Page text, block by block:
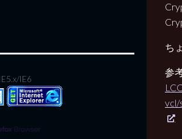
ち
参
vcl/
IE6